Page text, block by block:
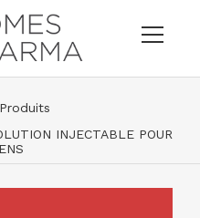
Produits
INJECTABLE POUR